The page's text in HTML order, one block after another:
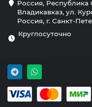
Россия, Республика
Владикавказ, ул.
Россия, г. Санкт-
Круглосуточно